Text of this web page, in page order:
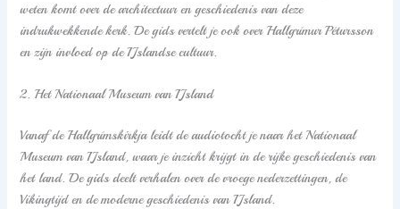
weten komt over de architectuur en geschiedenis van deze
indrukwekkende kerk. De gids vertelt je ook over Hallgrímur Pétursson
en zijn invloed op de IJslandse cultuur.
2. Het Nationaal Museum van IJsland
Vanaf de Hallgrímskirkja leidt de audiotocht je naar het Nationaal
Museum van IJsland, waar je inzicht krijgt in de rijke geschiedenis van
het land. De gids deelt verhalen over de vroege nederzettingen, de
Vikingtijd en de moderne geschiedenis van IJsland.